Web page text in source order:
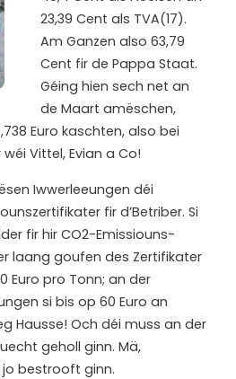
23,39 Cent als TVA(17).
Am Ganzen also 63,79
Cent fir de Pappa Staat.
Géing hien sech net an
de Maart amëschen,
Euro kaschten, also bei
Vittel, Evian a Co!
Iwwerleeungen déi
fir d’Betriber. Si
fir hir CO2-Emissiouns-
laang goufen des Zertifikater
Euro pro Tonn; an der
si bis op 60 Euro an
Hausse! Och déi muss an der
geholl ginn. Mä,
jo bestrooft ginn.